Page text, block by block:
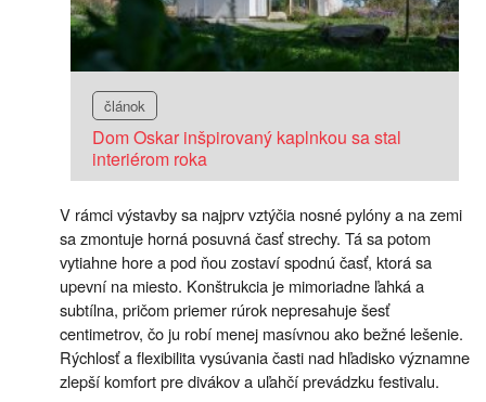
článok
Dom Oskar inšpirovaný kaplnkou sa stal
interiérom roka
V rámci výstavby sa najprv vztýčia nosné pylóny a na zemi
sa zmontuje horná posuvná časť strechy. Tá sa potom
vytiahne hore a pod ňou zostaví spodnú časť, ktorá sa
upevní na miesto. Konštrukcia je mimoriadne ľahká a
subtílna, pričom priemer rúrok nepresahuje šesť
centimetrov, čo ju robí menej masívnou ako bežné lešenie.
Rýchlosť a flexibilita vysúvania časti nad hľadisko významne
zlepší komfort pre divákov a uľahčí prevádzku festivalu.